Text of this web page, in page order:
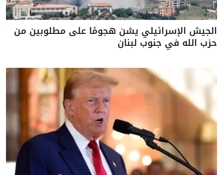
الجيش الإسرائيلي يشن هجومًا على مطلوبين من
حزب الله في جنوب لبنان